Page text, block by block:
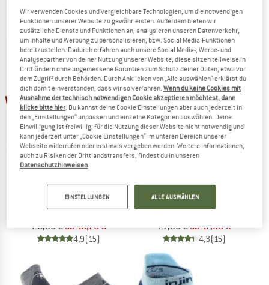
19,95 €
4,8(32)
22,95 €
4,7(28)
bis 20%
SMARTWOOL
Women's Run Targeted Cushion Low Ankle
Laufsocken
20,95 € ab 16,76 €
4,9(15)
bis 20%
SMARTWOOL
Performance Run Zero Cushion Ankle
Laufsocken
21,95 € ab 17,56 €
4,3(15)
Wir verwenden Cookies und vergleichbare Technologien, um die notwendigen
Funktionen unserer Website zu gewährleisten. Außerdem bieten wir
zusätzliche Dienste und Funktionen an, analysieren unseren Datenverkehr,
um Inhalte und Werbung zu personalisieren, bzw. Social Media-Funktionen
bereitzustellen. Dadurch erfahren auch unsere Social Media-, Werbe- und
Analysepartner von deiner Nutzung unserer Website; diese sitzen teilweise in
Drittländern ohne angemessene Garantien zum Schutz deiner Daten, etwa vor
dem Zugriff durch Behörden. Durch Anklicken von „Alle auswählen“ erklärst du
dich damit einverstanden, dass wir so verfahren.Wenn du keine Cookies mit
Ausnahme der technisch notwendigen Cookie akzeptieren möchtest, dann
klicke bitte hier . Du kannst deine Cookie Einstellungen aber auch jederzeit in
den „Einstellungen“ anpassen und einzelne Kategorien auswählen. Deine
Einwilligung ist freiwillig, für die Nutzung dieser Website nicht notwendig und
kann jederzeit unter „Cookie Einstellungen“ im unteren Bereich unserer
Webseite widerrufen oder erstmals vergeben werden. Weitere Informationen,
auch zu Risiken der Drittlandstransfers, findest du in unseren
Datenschutzhinweisen
EINSTELLUNGEN ALLE AUSWÄHLEN